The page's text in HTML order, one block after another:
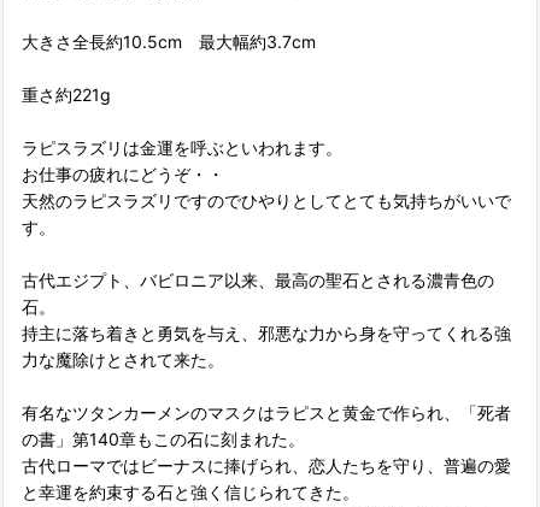
大きさ全長約10.5cm 最大幅約3.7cm
重さ約221g
ラピスラズリは金運を呼ぶといわれます。
お仕事の疲れにどうぞ・・
天然のラピスラズリですのでひやりとしてとても気持ちがいいで
す。
古代エジプト、バビロニア以来、最高の聖石とされる濃青色の
石。
持主に落ち着きと勇気を与え、邪悪な力から身を守ってくれる強
力な魔除けとされて来た。
有名なツタンカーメンのマスクはラピスと黄金で作られ、「死者
の書」第140章もこの石に刻まれた。
古代ローマではビーナスに捧げられ、恋人たちを守り、普遍の愛
と幸運を約束する石と強く信じられてきた。